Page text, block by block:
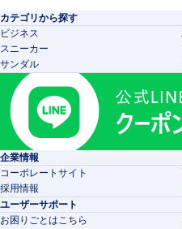
カテゴリから探す
ビジネス
スニーカー
サンダル
企業情報
コーポレートサイト
採用情報
ユーザーサポート
お困りごとはこちら